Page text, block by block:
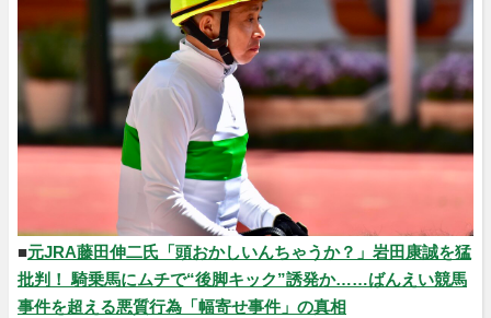
■元JRA藤田伸二氏「頭おかしいんちゃうか？」岩田康誠を猛
批判！ 騎乗馬にムチで“後脚キック”誘発か……ばんえい競馬
事件を超える悪質行為「幅寄せ事件」の真相